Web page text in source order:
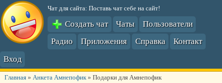
Чат для сайта: Поставь чат себе на сайт!
Создать чат Чаты
Пользователи
Радио
Приложения Справка
Контакт
Вход
Главная» Анкета Амнепофик» Подарки для Амнепофик